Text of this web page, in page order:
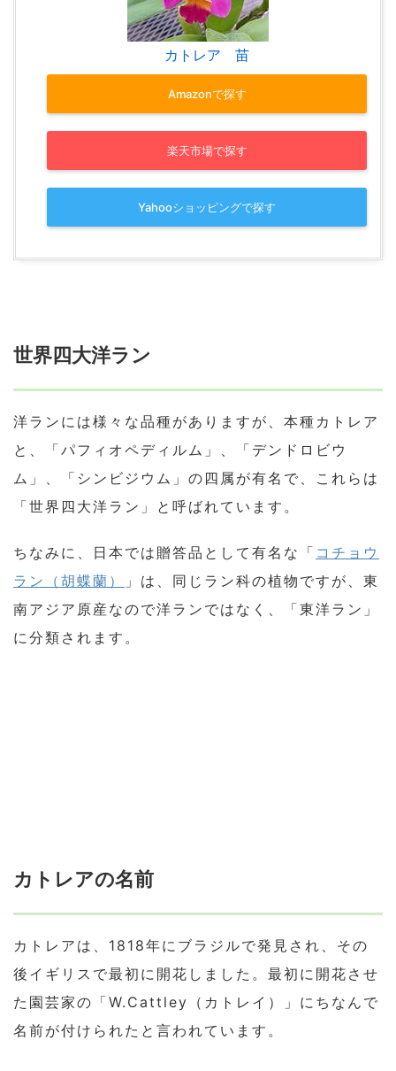
カトレア 苗
Amazonで探す
楽天市場で探す
Yahooショッピングで探す
世界四大洋ラン
洋ランには様々な品種がありますが、本種カトレア
と、「パフィオペディルム」、「デンドロビウ
ム」、「シンビジウム」の四属が有名で、これらは
「世界四大洋ラン」と呼ばれています。
ちなみに、日本では贈答品として有名な「 コチョウ
ラン（胡蝶蘭）
」は、同じラン科の植物ですが、東
南アジア原産なので洋ランではなく、「東洋ラン」
に分類されます。
カトレアの名前
カトレアは、1818年にブラジルで発見され、その
後イギリスで最初に開花しました。最初に開花させ
た園芸家の「W.Cattley（カトレイ）」にちなんで
名前が付けられたと言われています。